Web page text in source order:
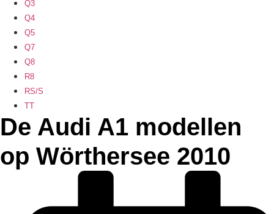
Q3
Q4
Q5
Q7
Q8
R8
RS/S
TT
De Audi A1 modellen
op Wörthersee 2010